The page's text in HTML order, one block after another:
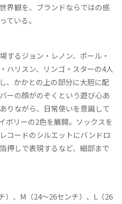
界観を、ブランドならではの感
ている。
するジョン・レノン、ポール・
ハリスン、リンゴ・スターの4人
、かかとの上の部分に大胆に配
ーの顔がのぞくという遊び心あ
りながら、日常使いを意識して
ボリーの2色を展開。ソックスを
コードのシルエットにバンドロ
押しで表現するなど、細部まで
）、M（24～26センチ）、L（26